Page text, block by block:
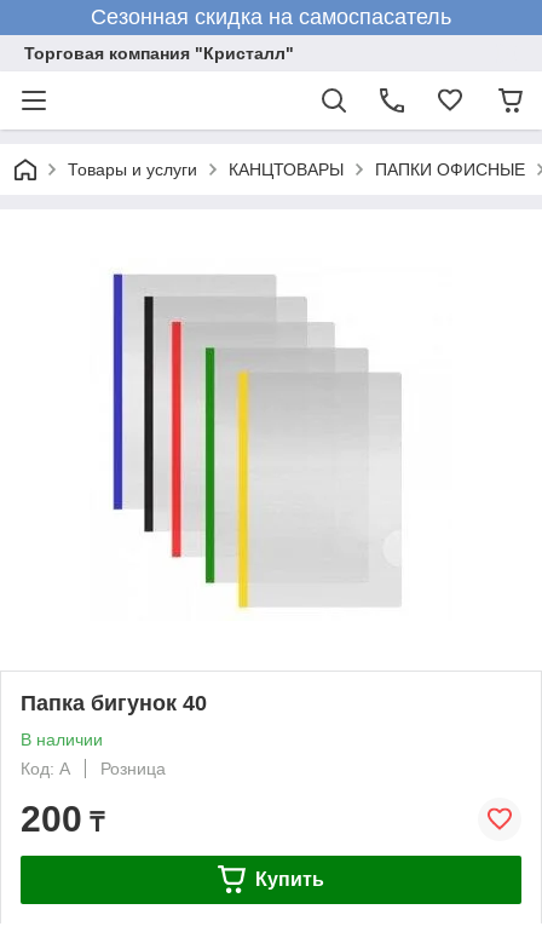
Сезонная скидка на самоспасатель
Торговая компания "Кристалл"
Товары и услуги КАНЦТОВАРЫ ПАПКИ ОФИСНЫЕ
Папка бигунок 40
В наличии
Код: А
Розница
200 ₸
Купить